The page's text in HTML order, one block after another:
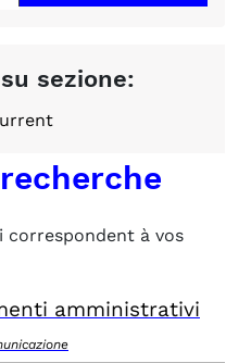
sezione:
correspondent à vos
amministrativi